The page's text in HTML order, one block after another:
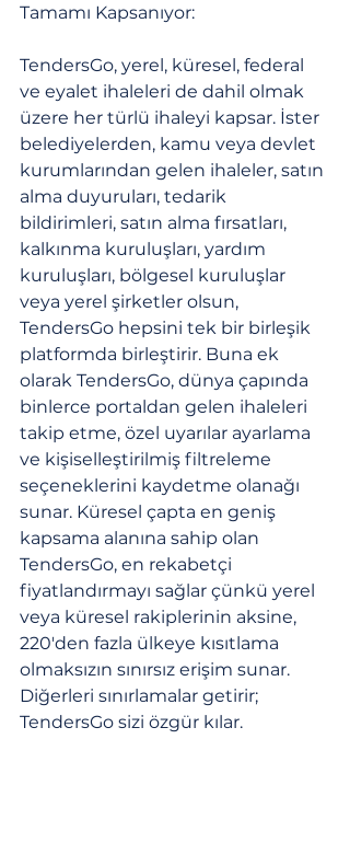
Tamamı Kapsanıyor:
TendersGo, yerel, küresel, federal
ve eyalet ihaleleri de dahil olmak
üzere her türlü ihaleyi kapsar. İster
belediyelerden, kamu veya devlet
kurumlarından gelen ihaleler, satın
alma duyuruları, tedarik
bildirimleri, satın alma fırsatları,
kalkınma kuruluşları, yardım
kuruluşları, bölgesel kuruluşlar
veya yerel şirketler olsun,
TendersGo hepsini tek bir birleşik
platformda birleştirir. Buna ek
olarak TendersGo, dünya çapında
binlerce portaldan gelen ihaleleri
takip etme, özel uyarılar ayarlama
ve kişiselleştirilmiş filtreleme
seçeneklerini kaydetme olanağı
sunar. Küresel çapta en geniş
kapsama alanına sahip olan
TendersGo, en rekabetçi
fiyatlandırmayı sağlar çünkü yerel
veya küresel rakiplerinin aksine,
220'den fazla ülkeye kısıtlama
olmaksızın sınırsız erişim sunar.
Diğerleri sınırlamalar getirir;
TendersGo sizi özgür kılar.